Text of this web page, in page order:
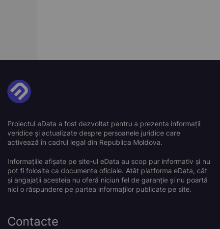
Proiectul eData a fost dezvoltat pentru a prezenta informații
veridice și actualizate despre persoanele juridice care
activează în cadrul legal din Republica Moldova.
Informațiile afișate pe site-ul eData au scop pur informativ și nu
pot fi folosite ca documente oficiale. Atât platforma eData, cât
și angajații acesteia nu oferă niciun fel de garanție și nu poartă
nici o răspundere pe partea informaților publicate pe site.
Contacte